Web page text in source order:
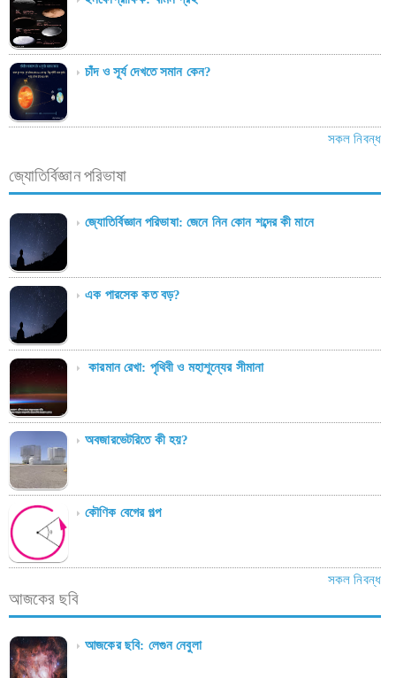
চাঁদ ও সূর্য দেখতে সমান কেন?
সকল নিবন্ধ
জ্যোতির্বিজ্ঞান পরিভাষা
জ্যোতির্বিজ্ঞান পরিভাষা: জেনে নিন কোন শব্দের কী মানে
এক পারসেক কত বড়?
কারমান রেখা: পৃথিবী ও মহাশূন্যের সীমানা
অবজারভেটরিতে কী হয়?
কৌণিক বেগের গল্প
সকল নিবন্ধ
আজকের ছবি
আজকের ছবি: লেগুন নেবুলা